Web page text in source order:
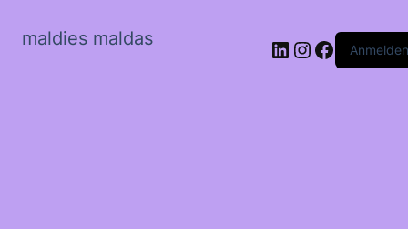
maldies maldas LinkedIn
Instagram
Anmelden